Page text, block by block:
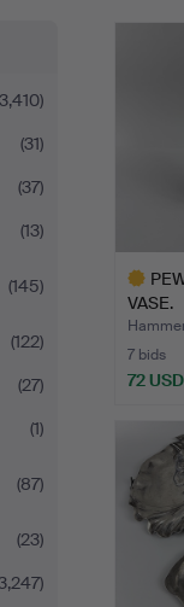
(31)
(37)
(13)
(145)
(122)
(27)
(1)
(87)
(23)
VASE.
7 bids
72 USD